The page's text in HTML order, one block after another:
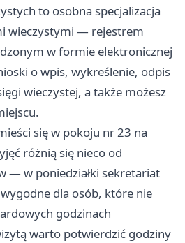
to osobna specjalizacja
wieczystymi — rejestrem
w formie elektronicznej
o wpis, wykreślenie, odpis
wieczystej, a także możesz
się w pokoju nr 23 na
różnią się nieco od
— w poniedziałki sekretariat
dla osób, które nie
godzinach
warto potwierdzić godziny